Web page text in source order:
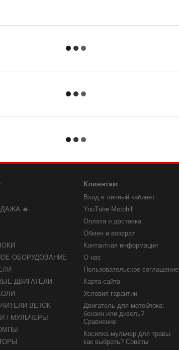
🔥
ОБОРУДОВАНИЕ
ДВИГАТЕЛИ
ВЕТОК
/ МУЛЬЧЕРЫ
Клиентам
Вход в личный кабинет
YouTube Motohill
Оплата и доставка
Обмен и возврат
Контактная информация
О нас
Пользовательское соглашение
Карта сайта
Условия гарантии
Двигатель для мотоблока:
бензин или дизель?
Сравнение
Косилка-мульчер для травы:
как выбрать? Советы